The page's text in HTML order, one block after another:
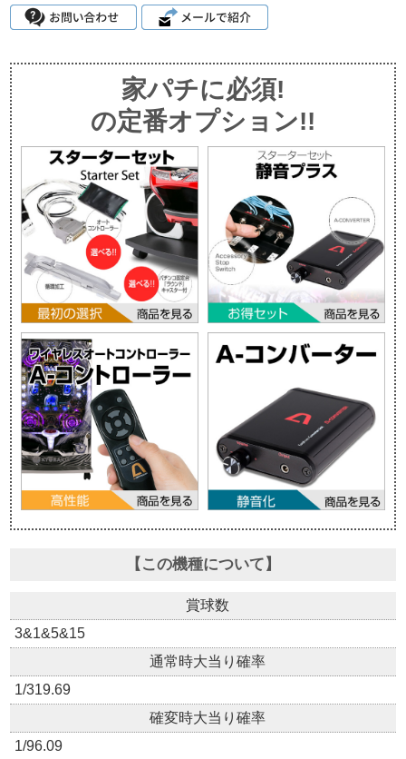
家パチに必須!
の定番オプション!!
【この機種について】
賞球数
3&1&5&15
通常時大当り確率
1/319.69
確変時大当り確率
1/96.09